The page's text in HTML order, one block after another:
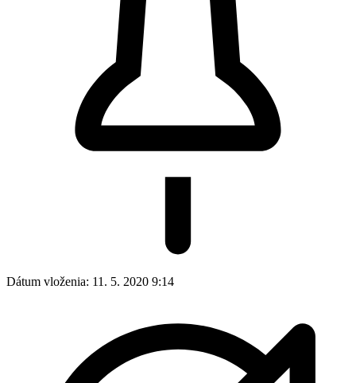
Dátum vloženia: 11. 5. 2020 9:14